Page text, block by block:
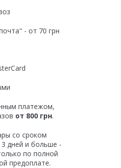
- от 70 грн
платежом,
от 800 грн.
со сроком
дней и больше -
по полной
предоплате.